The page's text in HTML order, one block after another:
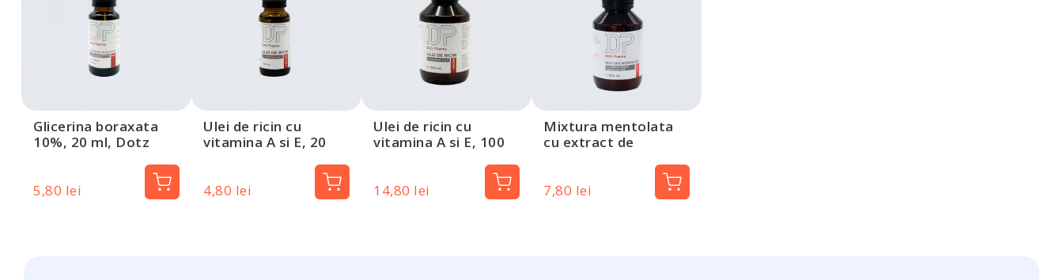
Glicerina boraxata
10%, 20 ml, Dotz
5,80 lei
Ulei de ricin cu
vitamina A si E, 20
4,80 lei
Ulei de ricin cu
vitamina A si E, 100
14,80 lei
Mixtura mentolata
cu extract de
aloe vera, 100 ml,
Dotz Pharma
7,80 lei